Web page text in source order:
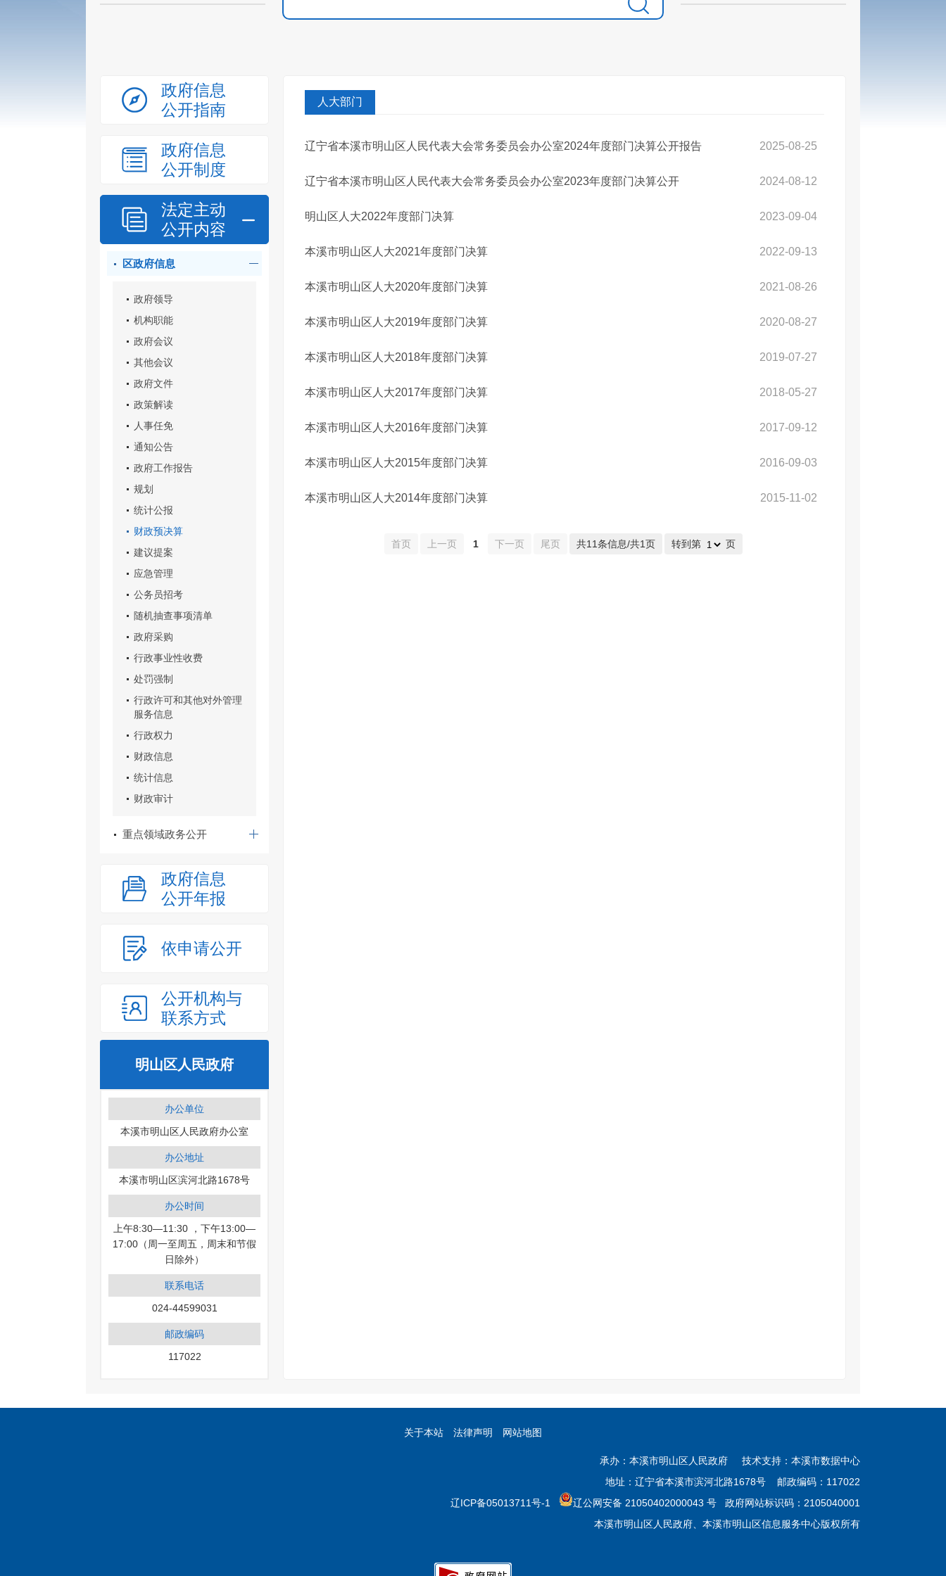
政府信息
公开指南
政府信息
公开制度
法定主动
公开内容
区政府信息
政府领导
机构职能
政府会议
其他会议
政府文件
政策解读
人事任免
通知公告
政府工作报告
规划
统计公报
财政预决算
建议提案
应急管理
公务员招考
随机抽查事项清单
政府采购
行政事业性收费
处罚强制
行政许可和其他对外管理
服务信息
行政权力
财政信息
统计信息
财政审计
重点领域政务公开
政府信息
公开年报
依申请公开
公开机构与
联系方式
明山区人民政府
办公单位
本溪市明山区人民政府办公室
办公地址
本溪市明山区滨河北路1678号
办公时间
上午8:30—11:30 ，下午13:00—
17:00（周一至周五，周末和节假
日除外）
联系电话
024-44599031
邮政编码
117022
人大部门
2025-08-25
辽宁省本溪市明山区人民代表大会常务委员会办公室2024年度部门决算公开报告
2024-08-12
辽宁省本溪市明山区人民代表大会常务委员会办公室2023年度部门决算公开
2023-09-04
明山区人大2022年度部门决算
2022-09-13
本溪市明山区人大2021年度部门决算
2021-08-26
本溪市明山区人大2020年度部门决算
2020-08-27
本溪市明山区人大2019年度部门决算
2019-07-27
本溪市明山区人大2018年度部门决算
2018-05-27
本溪市明山区人大2017年度部门决算
2017-09-12
本溪市明山区人大2016年度部门决算
2016-09-03
本溪市明山区人大2015年度部门决算
2015-11-02
本溪市明山区人大2014年度部门决算
首页 上一页 1 下一页 尾页 共11条信息/共1页 转到第 页
关于本站 法律声明 网站地图
承办：本溪市明山区人民政府 技术支持：本溪市数据中心
地址：辽宁省本溪市滨河北路1678号 邮政编码：117022
辽ICP备05013711号-1
辽公网安备 21050402000043 号 政府网站标识码：2105040001
本溪市明山区人民政府、本溪市明山区信息服务中心版权所有